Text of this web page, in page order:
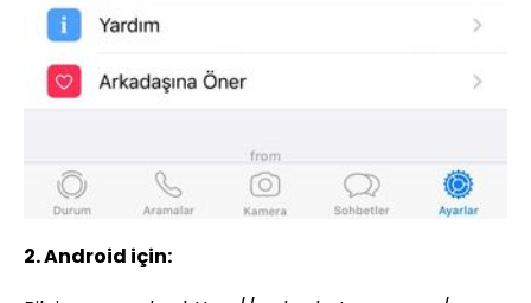
2. Android için: